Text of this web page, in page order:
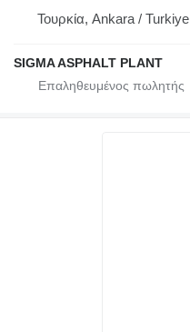
Τουρκία, Ankara / Turkiye
SIGMA ASPHALT PLANT